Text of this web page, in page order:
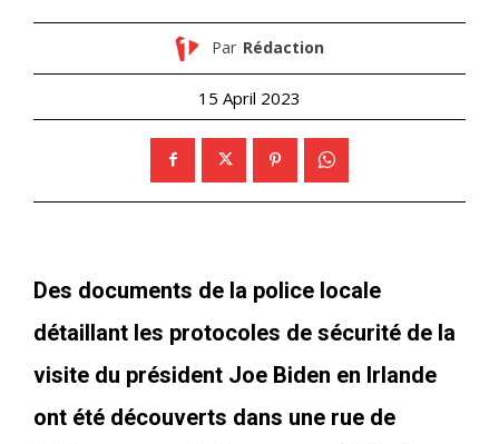
Par Rédaction
15 April 2023
Des documents de la police locale
détaillant les protocoles de sécurité de la
visite du président Joe Biden en Irlande
ont été découverts dans une rue de